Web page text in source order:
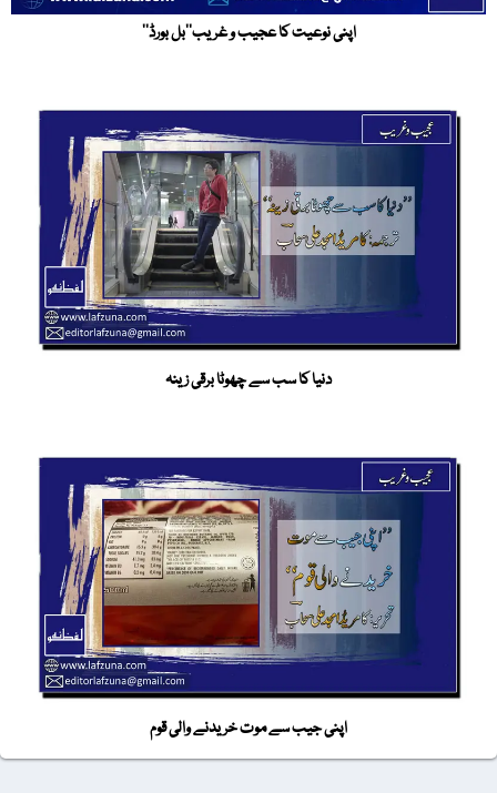
اپنی نوعیت کا عجیب و غریب’’بل بورڈ‘‘
دنیا کا سب سے چھوٹا برقی زینہ
اپنی جیب سے موت خریدنے والی قوم